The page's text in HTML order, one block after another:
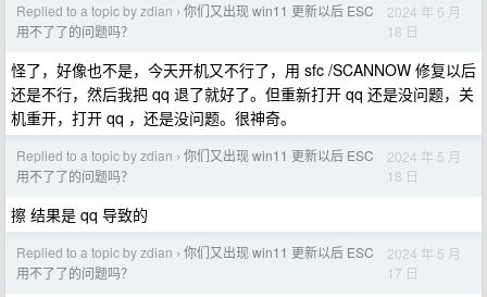
Replied to a topic by zdian › 你们又出现 win11 更新以后 ESC
用不了了的问题吗？
2024 年 5 月
18 日
怪了，好像也不是，今天开机又不行了，用 sfc /SCANNOW 修复以后
还是不行，然后我把 qq 退了就好了。但重新打开 qq 还是没问题，关
机重开，打开 qq ，还是没问题。很神奇。
Replied to a topic by zdian › 你们又出现 win11 更新以后 ESC
用不了了的问题吗？
2024 年 5 月
18 日
擦 结果是 qq 导致的
Replied to a topic by zdian › 你们又出现 win11 更新以后 ESC
用不了了的问题吗？
2024 年 5 月
17 日